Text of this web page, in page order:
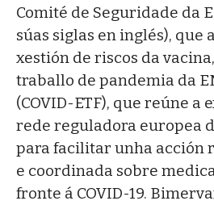
Comité de Seguridade da
súas siglas en inglés), que
xestión de riscos da
traballo de pandemia da
(COVID-ETF), que reúne a
rede reguladora europea
para facilitar unha acción
e coordinada sobre
fronte á COVID-19.